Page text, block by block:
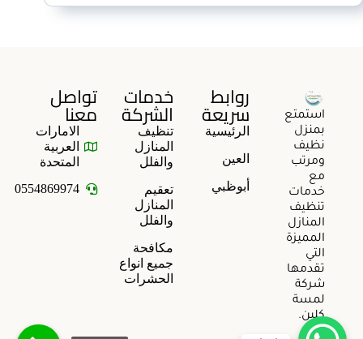
استمتع
بمنزل
نظيف
ومرتب
مع
خدمات
تنظيف
المنازل
المميزة
التي
تقدمها
شركة
لمسة
كلين.
روابط
سريعة
الرئيسية
العين
أبوظبي
خدمات
الشركة
تنظيف
المنازل
والفلل
تعقيم
المنازل
والفلل
مكافحة
جميع انواع
الحشرات
تواصل
معناالامارات
العربية
المتحدة
0554869974